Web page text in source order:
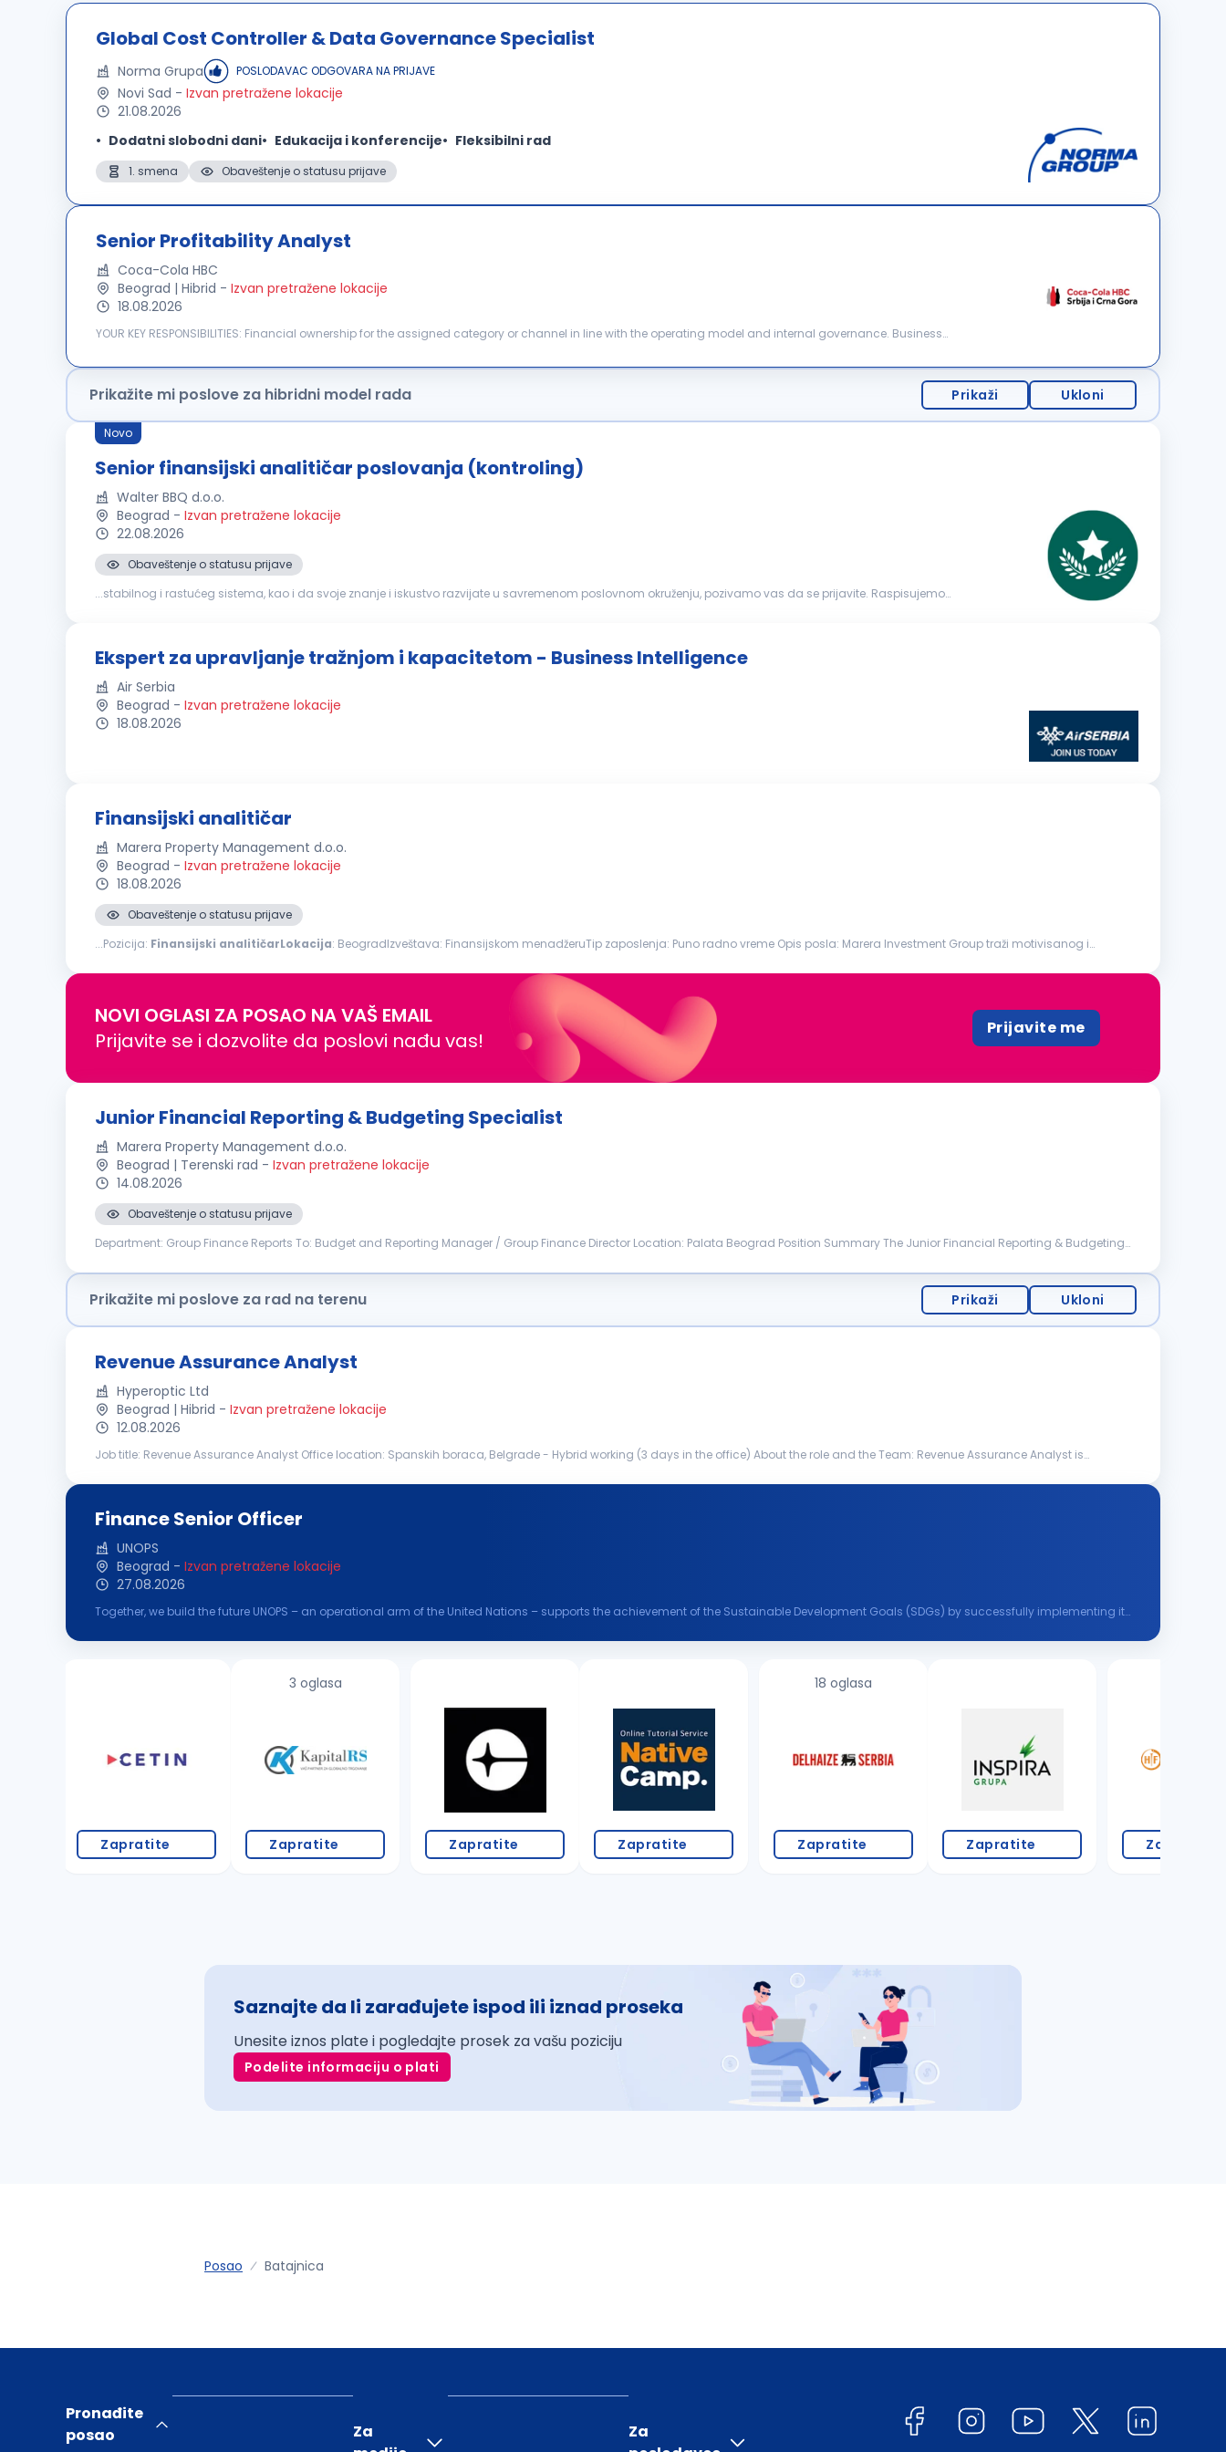
Global Cost Controller & Data Governance Specialist
Norma Grupa POSLODAVAC ODGOVARA NA PRIJAVE
Novi Sad - Izvan pretražene lokacije
21.08.2026
Dodatni slobodni dani
Edukacija i konferencije Fleksibilni rad
1. smena Obaveštenje o statusu prijave
Senior Profitability Analyst
Coca-Cola HBC
Beograd | Hibrid - Izvan pretražene lokacije
18.08.2026
YOUR KEY RESPONSIBILITIES: Financial ownership for the assigned category or channel in line with the operating model and internal governance. Business
Prikažite mi poslove za hibridni model rada Prikaži Ukloni
Novo
Senior finansijski analitičar poslovanja (kontroling)
Walter BBQ d.o.o.
Beograd - Izvan pretražene lokacije
22.08.2026
Obaveštenje o statusu prijave
...stabilnog i rastućeg sistema, kao i da svoje znanje i iskustvo razvijate u savremenom poslovnom okruženju, pozivamo vas da se prijavite. Raspisujemo
Ekspert za upravljanje tražnjom i kapacitetom - Business Intelligence
Air Serbia
Beograd - Izvan pretražene lokacije
18.08.2026
Finansijski analitičar
Marera Property Management d.o.o.
Beograd - Izvan pretražene lokacije
18.08.2026
Obaveštenje o statusu prijave
...Pozicija: Finansijski analitičarLokacija: BeogradIzveštava: Finansijskom menadžeruTip zaposlenja: Puno radno vreme Opis posla: Marera Investment Group traži motivisanog i
NOVI OGLASI ZA POSAO NA VAŠ EMAIL
Prijavite se i dozvolite da poslovi nađu vas!
Prijavite me
Junior Financial Reporting & Budgeting Specialist
Marera Property Management d.o.o.
Beograd | Terenski rad - Izvan pretražene lokacije
14.08.2026
Obaveštenje o statusu prijave
Department: Group Finance Reports To: Budget and Reporting Manager / Group Finance Director Location: Palata Beograd Position Summary The Junior Financial Reporting & Budgeting
Prikažite mi poslove za rad na terenu Prikaži Ukloni
Revenue Assurance Analyst
Hyperoptic Ltd
Beograd | Hibrid - Izvan pretražene lokacije
12.08.2026
Job title: Revenue Assurance Analyst Office location: Spanskih boraca, Belgrade - Hybrid working (3 days in the office) About the role and the Team: Revenue Assurance Analyst is
Finance Senior Officer
UNOPS
Beograd - Izvan pretražene lokacije
27.08.2026
Together, we build the future UNOPS – an operational arm of the United Nations – supports the achievement of the Sustainable Development Goals (SDGs) by successfully implementing its
Zapratite
3 oglasa
Zapratite Zapratite Zapratite
18 oglasa
Zapratite Zapratite Zapratite
Saznajte da li zarađujete ispod ili iznad proseka
Unesite iznos plate i pogledajte prosek za vašu poziciju
Podelite informaciju o plati
Posao Batajnica
Pronađite
posao
Za
Za